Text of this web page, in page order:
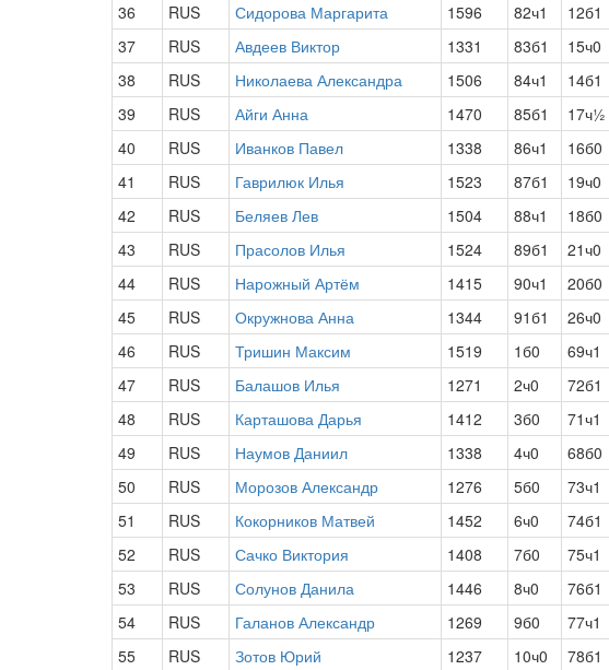
36
RUS Сидорова Маргарита 1596 82ч1 12б1
37
RUS Авдеев Виктор 1331 83б1 15ч0
38
RUS Николаева Александра 1506 84ч1 14б1
39
RUS Айги Анна 1470 85б1 17ч½
40
RUS Иванков Павел 1338 86ч1 16б0
41
RUS Гаврилюк Илья 1523 87б1 19ч0
42
RUS Беляев Лев 1504 88ч1 18б0
43
RUS Прасолов Илья 1524 89б1 21ч0
44
RUS Нарожный Артём 1415 90ч1 20б0
45
RUS Окружнова Анна 1344 91б1 26ч0
46
RUS Тришин Максим 1519 1б0 69ч1
47
RUS Балашов Илья 1271 2ч0 72б1
48
RUS Карташова Дарья 1412 3б0 71ч1
49
RUS Наумов Даниил 1338 4ч0 68б0
50
RUS Морозов Александр 1276 5б0 73ч1
51
RUS Кокорников Матвей 1452 6ч0 74б1
52
RUS Сачко Виктория 1408 7б0 75ч1
53
RUS Солунов Данила 1446 8ч0 76б1
54
RUS Галанов Александр 1269 9б0 77ч1
55
RUS Зотов Юрий 1237 10ч0 78б1